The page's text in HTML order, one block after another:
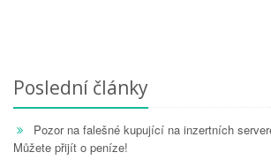
Poslední články
Pozor na falešné kupující na inzertních
Můžete přijít o peníze!